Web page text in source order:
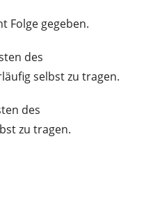
Folge gegeben.
des
selbst zu tragen.
des
zu tragen.